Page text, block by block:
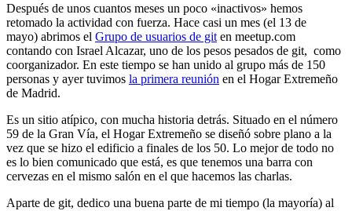
Después de unos cuantos meses un poco «inactivos» hemos
retomado la actividad con fuerza. Hace casi un mes (el 13 de
mayo) abrimos el Grupo de usuarios de git en meetup.com
contando con Israel Alcazar, uno de los pesos pesados de git, como
coorganizador. En este tiempo se han unido al grupo más de 150
personas y ayer tuvimos la primera reunión en el Hogar Extremeño
de Madrid.
Es un sitio atípico, con mucha historia detrás. Situado en el número
59 de la Gran Vía, el Hogar Extremeño se diseñó sobre plano a la
vez que se hizo el edificio a finales de los 50. Lo mejor de todo no
es lo bien comunicado que está, es que tenemos una barra con
cervezas en el mismo salón en el que hacemos las charlas.
Aparte de git, dedico una buena parte de mi tiempo (la mayoría) al